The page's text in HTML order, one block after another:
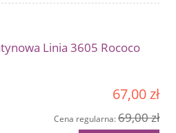
Linia 3605 Rococo
67,00 zł
Cena regularna:69,00 zł